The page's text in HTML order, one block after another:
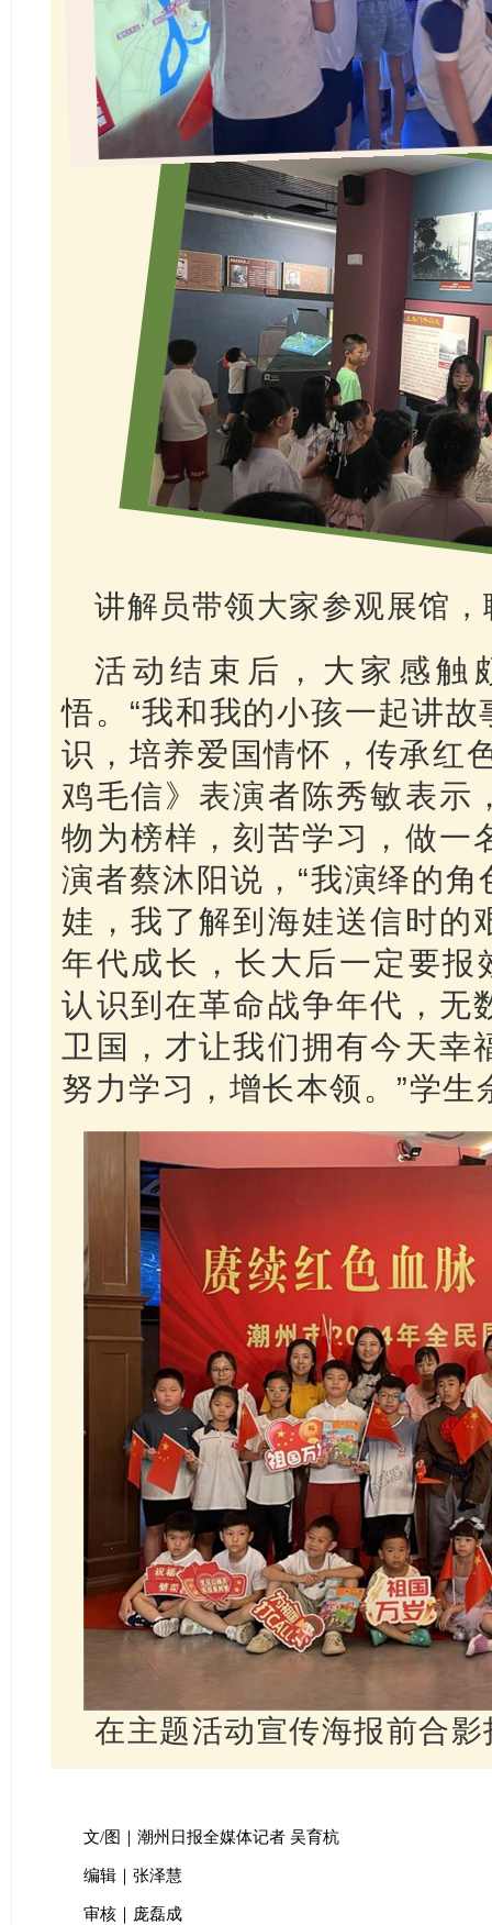
讲解员带领大家参观展馆
活动结束后，大家感触
悟。“我和我的小孩一起讲
识，培养爱国情怀，传承红
鸡毛信》表演者陈秀敏表示
物为榜样，刻苦学习，做一
演者蔡沐阳说，“我演绎的
娃，我了解到海娃送信时的
年代成长，长大后一定要报
认识到在革命战争年代，无
卫国，才让我们拥有今天幸
努力学习，增长本领。”学生
在主题活动宣传海报前合影
文/图｜潮州日报全媒体记者 吴育杭
编辑｜张泽慧
审核｜庞磊成